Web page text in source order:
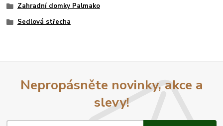
Zahradní domky Palmako
Sedlová střecha
Nepropásněte novinky, akce a
slevy!